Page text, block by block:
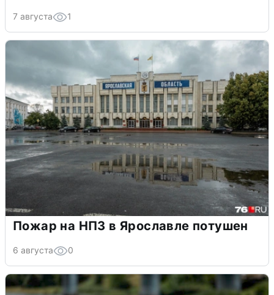
7 августа 1
Пожар на НПЗ в Ярославле потушен
6 августа 0